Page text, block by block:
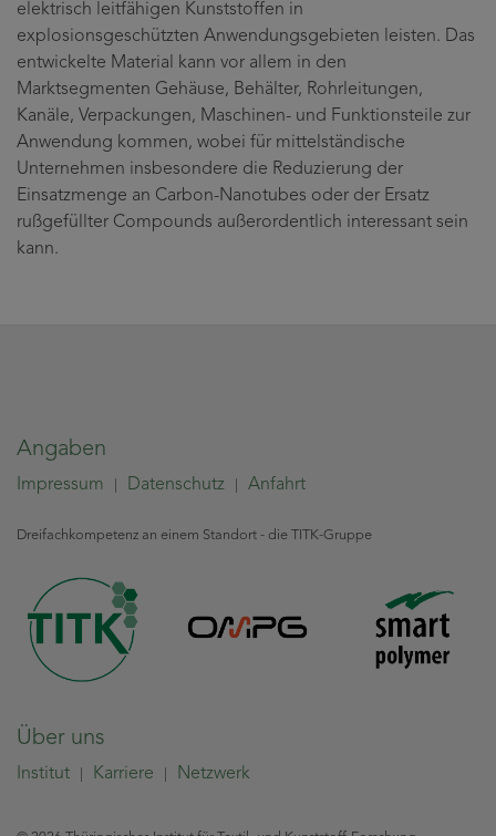
elektrisch leitfähigen Kunststoffen in
explosionsgeschützten Anwendungsgebieten leisten. Das
entwickelte Material kann vor allem in den
Marktsegmenten Gehäuse, Behälter, Rohrleitungen,
Kanäle, Verpackungen, Maschinen- und Funktionsteile zur
Anwendung kommen, wobei für mittelständische
Unternehmen insbesondere die Reduzierung der
Einsatzmenge an Carbon-Nanotubes oder der Ersatz
rußgefüllter Compounds außerordentlich interessant sein
kann.
Angaben
Impressum Datenschutz Anfahrt
Dreifachkompetenz an einem Standort - die TITK-Gruppe
Über uns
Institut Karriere Netzwerk